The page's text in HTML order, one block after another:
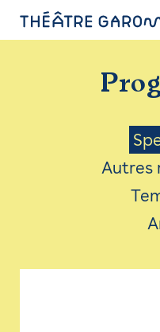
PROGRAMME
INFOS
AVEC LES
LES
Autres